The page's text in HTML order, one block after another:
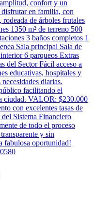
confort y un
en familia, con
de árboles frutales
1350 m² de terreno 500
3 baños completos 1
Sala principal Sala de
6 parqueos Extras
del Sector Fácil acceso a
educativas, hospitales y
diarias.
facilitando el
ciudad. VALOR: $230.000
con excelentes tasas de
del Sistema Financiero
de todo el proceso
y sin
fabulosa oportunidad!